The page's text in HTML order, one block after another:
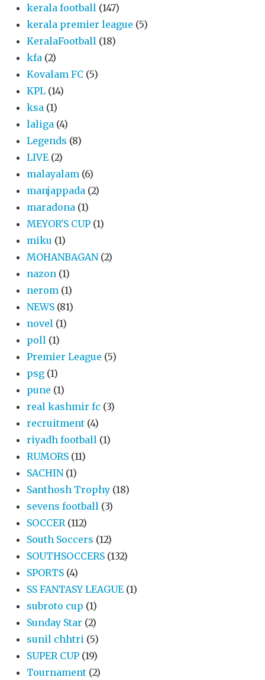
kerala football (147)
kerala premier league (5)
KeralaFootball (18)
kfa (2)
Kovalam FC (5)
KPL (14)
ksa (1)
laliga (4)
Legends (8)
LIVE (2)
malayalam (6)
manjappada (2)
maradona (1)
MEYOR'S CUP (1)
miku (1)
MOHANBAGAN (2)
nazon (1)
nerom (1)
NEWS (81)
novel (1)
poll (1)
Premier League (5)
psg (1)
pune (1)
real kashmir fc (3)
recruitment (4)
riyadh football (1)
RUMORS (11)
SACHIN (1)
Santhosh Trophy (18)
sevens football (3)
SOCCER (112)
South Soccers (12)
SOUTHSOCCERS (132)
SPORTS (4)
SS FANTASY LEAGUE (1)
subroto cup (1)
Sunday Star (2)
sunil chhtri (5)
SUPER CUP (19)
Tournament (2)